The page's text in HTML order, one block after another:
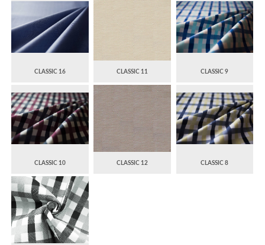
CLASSIC 16 CLASSIC 11 CLASSIC 9
CLASSIC 10 CLASSIC 12 CLASSIC 8